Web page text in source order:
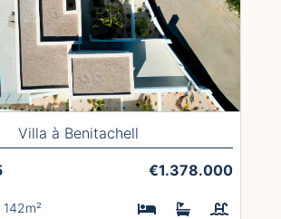
Villa à Benitachell
€1.378.000